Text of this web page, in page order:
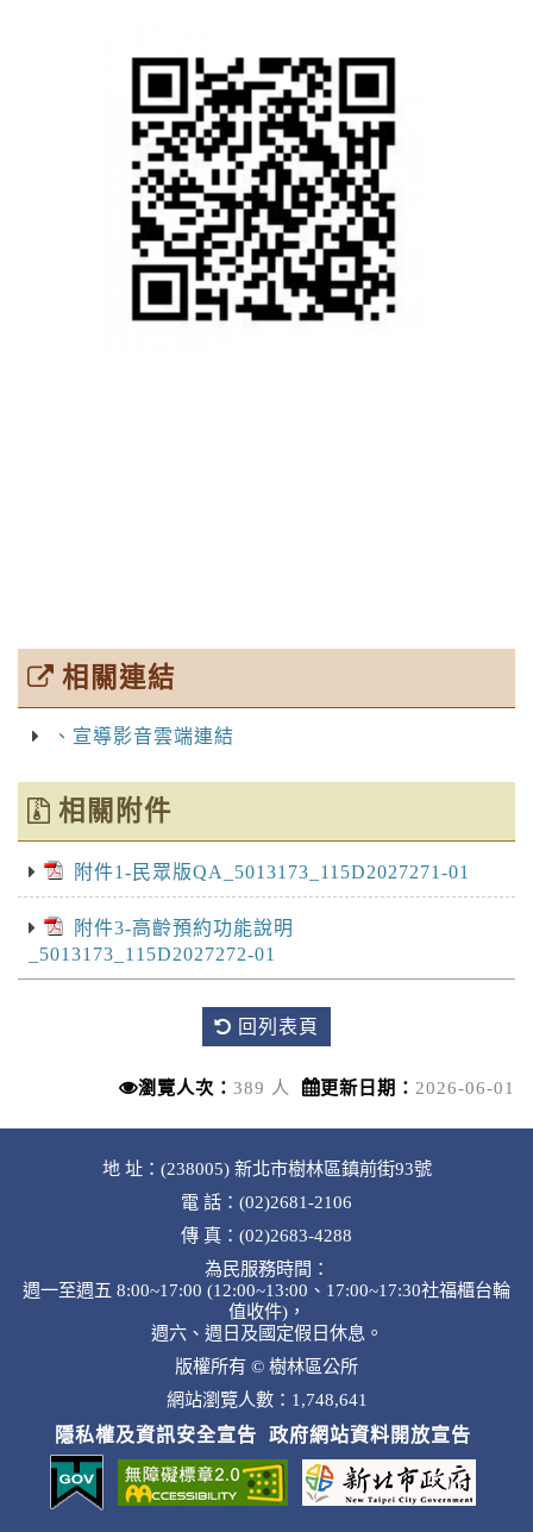
相關連結
、宣導影音雲端連結
相關附件
附件1-民眾版QA_5013173_115D2027271-01
附件3-高齡預約功能說明
_5013173_115D2027272-01
回列表頁
瀏覽人次： 389 人 更新日期： 2026-06-01
地 址：(238005) 新北市樹林區鎮前街93號
電 話：(02)2681-2106
傳 真：(02)2683-4288
為民服務時間：
週一至週五 8:00~17:00 (12:00~13:00、17:00~17:30社福櫃台輪
值收件)，
週六、週日及國定假日休息。
版權所有 © 樹林區公所
網站瀏覽人數：1,748,641
隱私權及資訊安全宣告
政府網站資料開放宣告